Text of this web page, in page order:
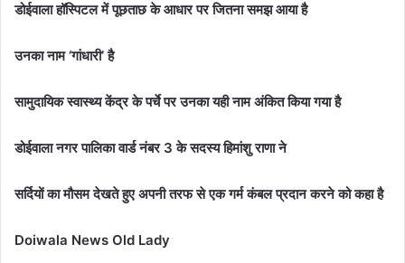
डोईवाला हॉस्पिटल में पूछताछ के आधार पर जितना समझ आया है
उनका नाम ‘गांधारी’ है
सामुदायिक स्वास्थ्य केंद्र के पर्चे पर उनका यही नाम अंकित किया गया है
डोईवाला नगर पालिका वार्ड नंबर 3 के सदस्य हिमांशु राणा ने
सर्दियों का मौसम देखते हुए अपनी तरफ से एक गर्म कंबल प्रदान करने को कहा है
Doiwala News Old Lady